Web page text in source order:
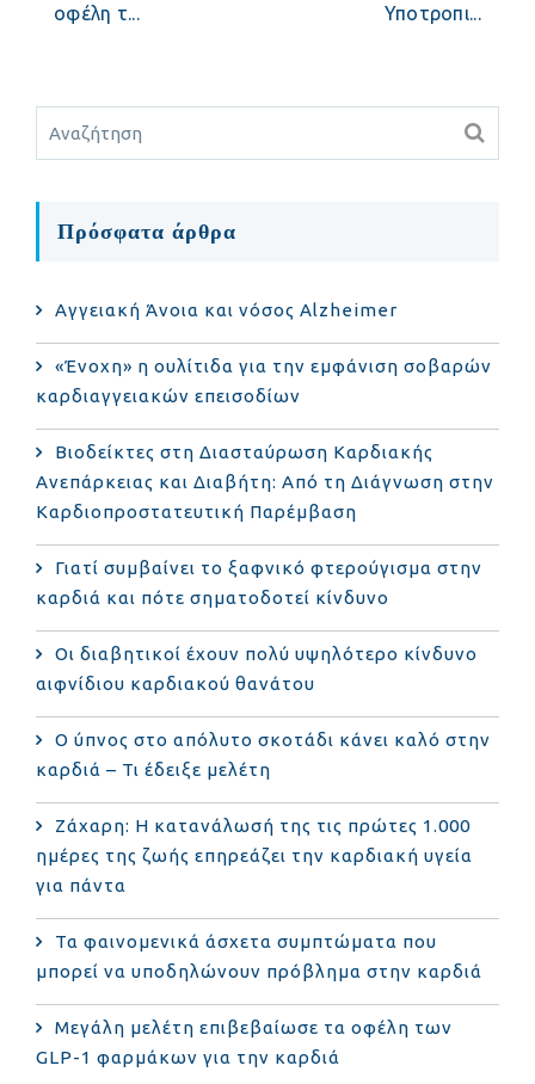
οφέλη τ...
Υποτροπι...
Πρόσφατα άρθρα
Αγγειακή Άνοια και νόσος Alzheimer
«Ένοχη» η ουλίτιδα για την εμφάνιση σοβαρών
καρδιαγγειακών επεισοδίων
Βιοδείκτες στη Διασταύρωση Καρδιακής
Ανεπάρκειας και Διαβήτη: Από τη Διάγνωση στην
Καρδιοπροστατευτική Παρέμβαση
Γιατί συμβαίνει το ξαφνικό φτερούγισμα στην
καρδιά και πότε σηματοδοτεί κίνδυνο
Οι διαβητικοί έχουν πολύ υψηλότερο κίνδυνο
αιφνίδιου καρδιακού θανάτου
Ο ύπνος στο απόλυτο σκοτάδι κάνει καλό στην
καρδιά – Τι έδειξε μελέτη
Ζάχαρη: Η κατανάλωσή της τις πρώτες 1.000
ημέρες της ζωής επηρεάζει την καρδιακή υγεία
για πάντα
Τα φαινομενικά άσχετα συμπτώματα που
μπορεί να υποδηλώνουν πρόβλημα στην καρδιά
Μεγάλη μελέτη επιβεβαίωσε τα οφέλη των
GLP-1 φαρμάκων για την καρδιά